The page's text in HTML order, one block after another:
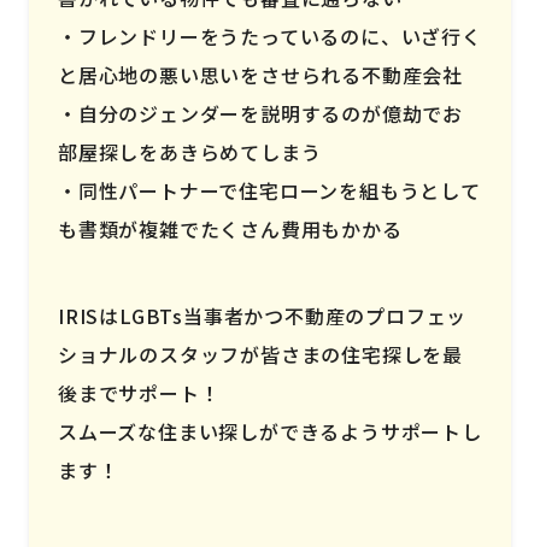
フレンドリーをうたっているのに、いざ行く
と居心地の悪い思いをさせられる不動産会社
自分のジェンダーを説明するのが億劫でお
部屋探しをあきらめてしまう
同性パートナーで住宅ローンを組もうとして
も書類が複雑でたくさん費用もかかる
IRISはLGBTs当事者かつ不動産のプロフェッ
ショナルのスタッフが皆さまの住宅探しを最
後までサポート！
スムーズな住まい探しができるようサポートし
ます！